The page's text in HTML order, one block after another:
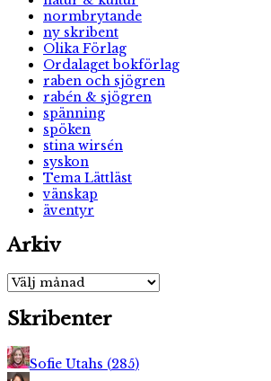
normbrytande
ny skribent
Olika Förlag
Ordalaget bokförlag
raben och sjögren
rabén & sjögren
spänning
spöken
stina wirsén
syskon
Tema Lättläst
vänskap
äventyr
Arkiv
Arkiv
Skribenter
Sofie Utahs (285)